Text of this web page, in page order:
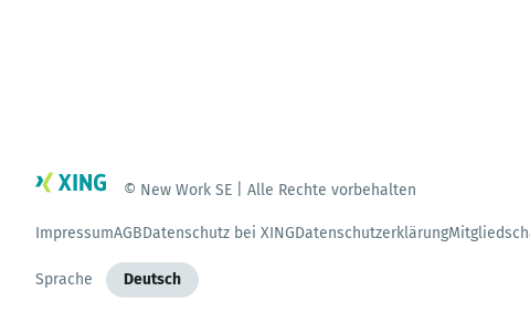
© New Work SE | Alle Rechte vorbehalten
ImpressumAGBDatenschutz bei XINGDatenschutzerklärung
Sprache Deutsch